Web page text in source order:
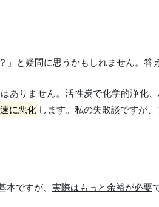
」と疑問に思うかもしれません。答
ありません。活性炭で化学的浄化
に悪化 します。私の失敗談ですが
本ですが、 実際はもっと余裕が必要